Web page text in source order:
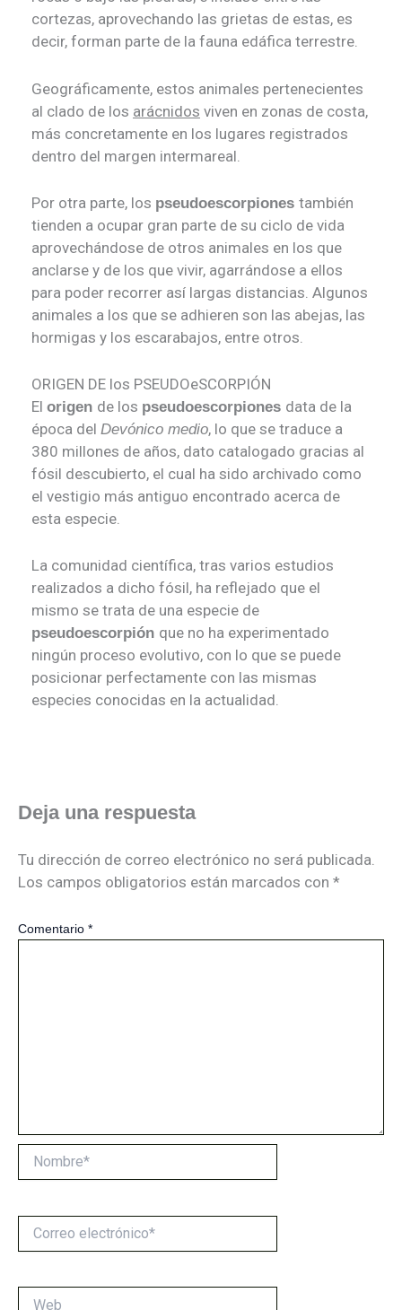
cortezas, aprovechando las grietas de estas, es
decir, forman parte de la fauna edáfica terrestre.
Geográficamente, estos animales pertenecientes
al clado de los arácnidos viven en zonas de costa,
más concretamente en los lugares registrados
dentro del margen intermareal.
Por otra parte, los pseudoescorpiones también
tienden a ocupar gran parte de su ciclo de vida
aprovechándose de otros animales en los que
anclarse y de los que vivir, agarrándose a ellos
para poder recorrer así largas distancias. Algunos
animales a los que se adhieren son las abejas, las
hormigas y los escarabajos, entre otros.
ORIGEN DE los PSEUDOeSCORPIÓN
El origen de los pseudoescorpiones data de la
época del Devónico medio, lo que se traduce a
380 millones de años, dato catalogado gracias al
fósil descubierto, el cual ha sido archivado como
el vestigio más antiguo encontrado acerca de
esta especie.
La comunidad científica, tras varios estudios
realizados a dicho fósil, ha reflejado que el
mismo se trata de una especie de
pseudoescorpión que no ha experimentado
ningún proceso evolutivo, con lo que se puede
posicionar perfectamente con las mismas
especies conocidas en la actualidad.
Deja una respuesta
Tu dirección de correo electrónico no será publicada.
Los campos obligatorios están marcados con *
Comentario *
electrónico*